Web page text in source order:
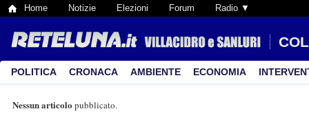
Home Notizie Elezioni Forum Radio ▼
POLITICA CRONACA AMBIENTE ECONOMIA
Nessun articolo pubblicato.